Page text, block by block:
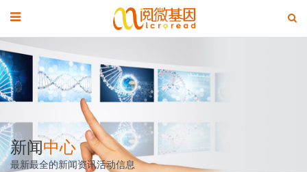
新闻中心
最新最全的新闻资讯活动信息